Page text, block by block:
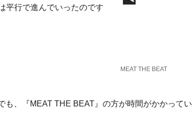
MEAT THE BEAT
平行で進んでいったのです
、『MEAT THE BEAT』の方が時間がかかってい